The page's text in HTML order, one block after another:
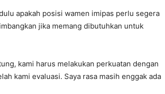
apakah posisi wamen imipas perlu segera
jika memang dibutuhkan untuk
kami harus melakukan perkuatan dengan
kami evaluasi. Saya rasa masih enggak ada